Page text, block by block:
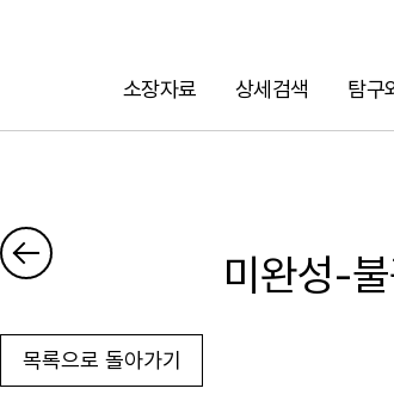
소장자료 상세검색 탐구
검색
미완성-
목록으로 돌아가기